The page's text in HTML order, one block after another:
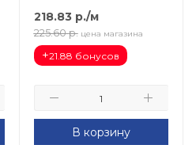
218.83р./м
225.60 р. цена магазина
+21.88 бонусов
В корзину